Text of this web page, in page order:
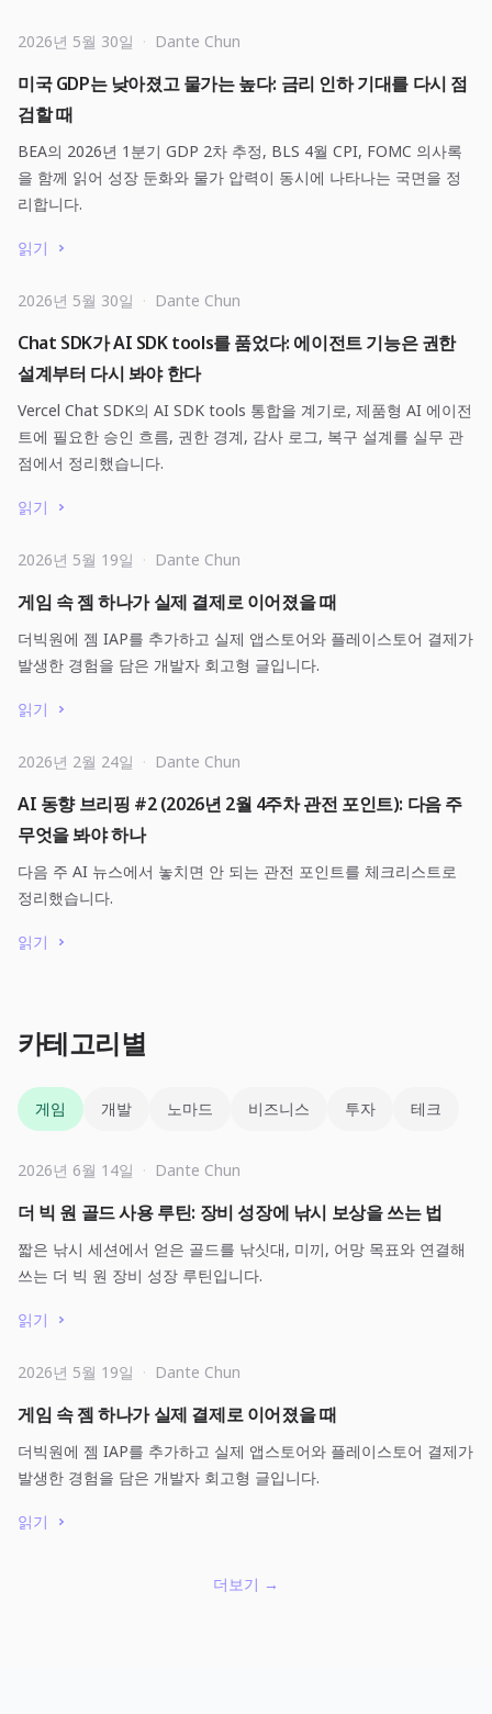
미국 GDP는 낮아졌고 물가는 높다: 금리 인하 기대를 다시 점
검할 때
2026년 5월 30일 · Dante Chun
BEA의 2026년 1분기 GDP 2차 추정, BLS 4월 CPI, FOMC 의사록
을 함께 읽어 성장 둔화와 물가 압력이 동시에 나타나는 국면을 정
리합니다.
읽기
Chat SDK가 AI SDK tools를 품었다: 에이전트 기능은 권한
설계부터 다시 봐야 한다
2026년 5월 30일 · Dante Chun
Vercel Chat SDK의 AI SDK tools 통합을 계기로, 제품형 AI 에이전
트에 필요한 승인 흐름, 권한 경계, 감사 로그, 복구 설계를 실무 관
점에서 정리했습니다.
읽기
게임 속 젬 하나가 실제 결제로 이어졌을 때
2026년 5월 19일 · Dante Chun
더빅원에 젬 IAP를 추가하고 실제 앱스토어와 플레이스토어 결제가
발생한 경험을 담은 개발자 회고형 글입니다.
읽기
AI 동향 브리핑 #2 (2026년 2월 4주차 관전 포인트): 다음 주
무엇을 봐야 하나
2026년 2월 24일 · Dante Chun
다음 주 AI 뉴스에서 놓치면 안 되는 관전 포인트를 체크리스트로
정리했습니다.
읽기
카테고리별
게임 개발 노마드 비즈니스 투자 테크
더 빅 원 골드 사용 루틴: 장비 성장에 낚시 보상을 쓰는 법
2026년 6월 14일 · Dante Chun
짧은 낚시 세션에서 얻은 골드를 낚싯대, 미끼, 어망 목표와 연결해
쓰는 더 빅 원 장비 성장 루틴입니다.
읽기
게임 속 젬 하나가 실제 결제로 이어졌을 때
2026년 5월 19일 · Dante Chun
더빅원에 젬 IAP를 추가하고 실제 앱스토어와 플레이스토어 결제가
발생한 경험을 담은 개발자 회고형 글입니다.
읽기
더보기 →